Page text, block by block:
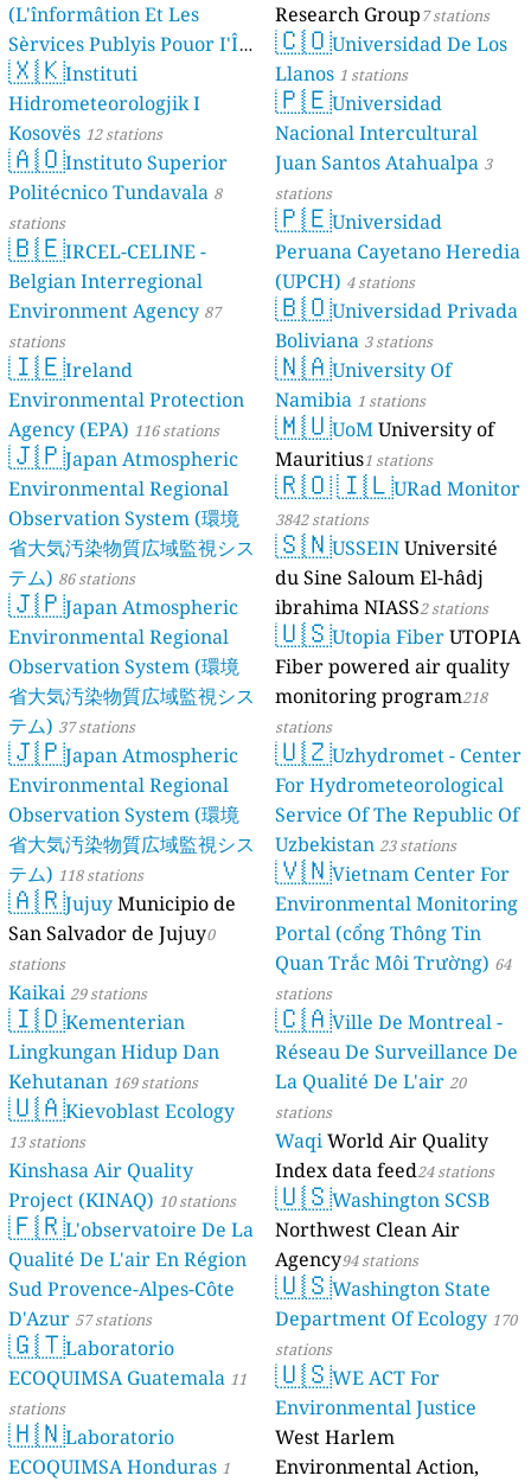
(L'înformâtion Et Les
Sèrvices Publyis Pouor I'Île
Dé Jèrri) 2 stations
🇽🇰Instituti
Hidrometeorologjik I
Kosovës 12 stations
🇦🇴Instituto Superior
Politécnico Tundavala 8
stations
🇧🇪IRCEL-CELINE -
Belgian Interregional
Environment Agency 87
stations
🇮🇪Ireland
Environmental Protection
Agency (EPA) 116 stations
🇯🇵Japan Atmospheric
Environmental Regional
Observation System (環境
省大気汚染物質広域監視シス
テム) 86 stations
🇯🇵Japan Atmospheric
Environmental Regional
Observation System (環境
省大気汚染物質広域監視シス
テム) 37 stations
🇯🇵Japan Atmospheric
Environmental Regional
Observation System (環境
省大気汚染物質広域監視シス
テム) 118 stations
🇦🇷Jujuy Municipio de
San Salvador de Jujuy0
stations
Kaikai 29 stations
🇮🇩Kementerian
Lingkungan Hidup Dan
Kehutanan 169 stations
🇺🇦Kievoblast Ecology
13 stations
Kinshasa Air Quality
Project (KINAQ) 10 stations
🇫🇷L'observatoire De La
Qualité De L'air En Région
Sud Provence-Alpes-Côte
D'Azur 57 stations
🇬🇹Laboratorio
ECOQUIMSA Guatemala 11
stations
🇭🇳Laboratorio
ECOQUIMSA Honduras 1
Research Group7 stations
🇨🇴Universidad De Los
Llanos 1 stations
🇵🇪Universidad
Nacional Intercultural
Juan Santos Atahualpa 3
stations
🇵🇪Universidad
Peruana Cayetano Heredia
(UPCH) 4 stations
🇧🇴Universidad Privada
Boliviana 3 stations
🇳🇦University Of
Namibia 1 stations
🇲🇺UoMUniversity of
Mauritius1 stations
🇷🇴🇮🇱URad Monitor
3842 stations
🇸🇳USSEINUniversité
du Sine Saloum El-hâdj
ibrahima NIASS2 stations
🇺🇸Utopia FiberUTOPIA
Fiber powered air quality
monitoring program218
stations
🇺🇿Uzhydromet - Center
For Hydrometeorological
Service Of The Republic Of
Uzbekistan 23 stations
🇻🇳Vietnam Center For
Environmental Monitoring
Portal (cổng Thông Tin
Quan Trắc Môi Trường) 64
stations
🇨🇦Ville De Montreal -
Réseau De Surveillance De
La Qualité De L'air 20
stations
WaqiWorld Air Quality
Index data feed24 stations
🇺🇸Washington SCSB
Northwest Clean Air
Agency94 stations
🇺🇸Washington State
Department Of Ecology 170
stations
🇺🇸WE ACT For
Environmental Justice
West Harlem
Environmental Action,